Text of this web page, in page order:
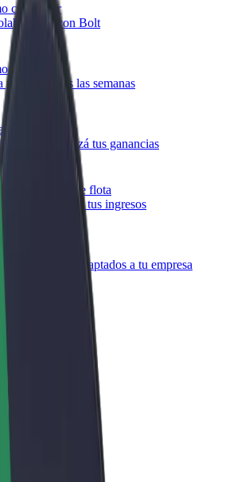
conductor
con Bolt
repartidor
y cobrá todas las semanas
o tienda
y maximizá tus ganancias
propietario de flota
Bolt y potenciá tus ingresos
de Bolt adaptados a tu empresa